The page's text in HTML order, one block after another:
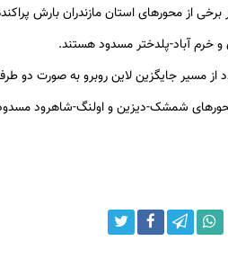
از محور‌های استان مازندران بارش
خرم آباد-پلدختر مسدود هستند.
شمشک-دیزین و اولنگ-شاهرود